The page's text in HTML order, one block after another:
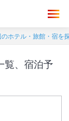
ホテル・旅館・宿を
覧、宿泊予